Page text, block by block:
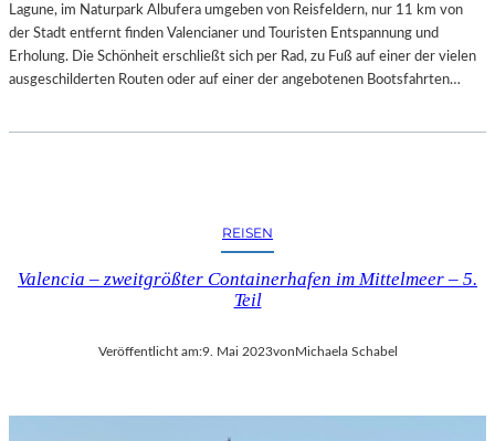
Lagune, im Naturpark Albufera umgeben von Reisfeldern, nur 11 km von
der Stadt entfernt finden Valencianer und Touristen Entspannung und
Erholung. Die Schönheit erschließt sich per Rad, zu Fuß auf einer der vielen
ausgeschilderten Routen oder auf einer der angebotenen Bootsfahrten…
REISEN
Valencia – zweitgrößter Containerhafen im Mittelmeer – 5.
Teil
Veröffentlicht am:9. Mai 2023vonMichaela Schabel